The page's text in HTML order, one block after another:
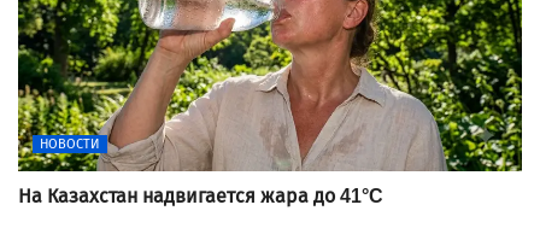
НОВОСТИ
На Казахстан надвигается жара до 41°C